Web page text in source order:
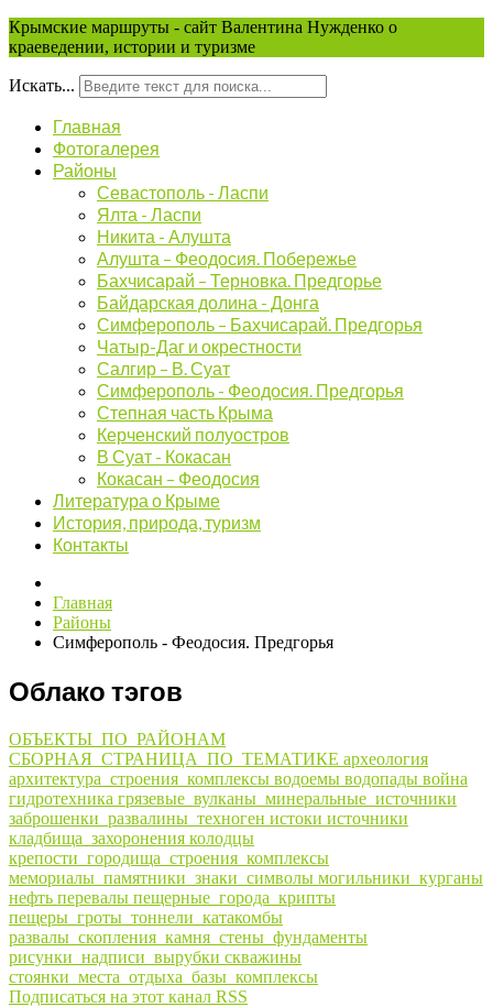
Крымские маршруты - сайт Валентина Нужденко о
краеведении, истории и туризме
Искать...
Главная
Фотогалерея
Районы
Севастополь - Ласпи
Ялта - Ласпи
Никита - Алушта
Алушта – Феодосия. Побережье
Бахчисарай – Терновка. Предгорье
Байдарская долина - Донга
Симферополь – Бахчисарай. Предгорья
Чатыр-Даг и окрестности
Салгир – В. Суат
Симферополь - Феодосия. Предгорья
Степная часть Крыма
Керченский полуостров
В Суат - Кокасан
Кокасан – Феодосия
Литература о Крыме
История, природа, туризм
Контакты
Главная
Районы
Симферополь - Феодосия. Предгорья
Облако тэгов
ОБЪЕКТЫ_ПО_РАЙОНАМ
СБОРНАЯ_СТРАНИЦА_ПО_ТЕМАТИКЕ археология
архитектура_строения_комплексы водоемы водопады война
гидротехника грязевые_вулканы_минеральные_источники
заброшенки_развалины_техноген истоки источники
кладбища_захоронения колодцы
крепости_городища_строения_комплексы
мемориалы_памятники_знаки_символы могильники_курганы
нефть перевалы пещерные_города_крипты
пещеры_гроты_тоннели_катакомбы
развалы_скопления_камня_стены_фундаменты
рисунки_надписи_вырубки скважины
стоянки_места_отдыха_базы_комплексы
Подписаться на этот канал RSS